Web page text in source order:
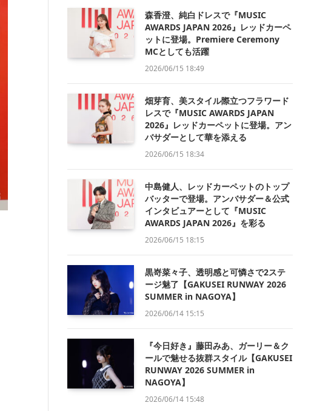
森香澄、純白ドレスで『MUSIC
AWARDS JAPAN 2026』レッドカーペ
ットに登場。Premiere Ceremony
MCとしても活躍
2026/06/15 18:49
畑芽育、美スタイル際立つフラワード
レスで『MUSIC AWARDS JAPAN
2026』レッドカーペットに登場。アン
バサダーとして華を添える
2026/06/15 18:34
中島健人、レッドカーペットのトップ
バッターで登場。アンバサダー＆公式
インタビュアーとして『MUSIC
AWARDS JAPAN 2026』を彩る
2026/06/15 18:15
黒嵜菜々子、透明感と可憐さで2ステ
ージ魅了【GAKUSEI RUNWAY 2026
SUMMER in NAGOYA】
2026/06/14 15:15
『今日好き』藤田みあ、ガーリー＆ク
ールで魅せる抜群スタイル【GAKUSEI
RUNWAY 2026 SUMMER in
NAGOYA】
2026/06/14 15:48